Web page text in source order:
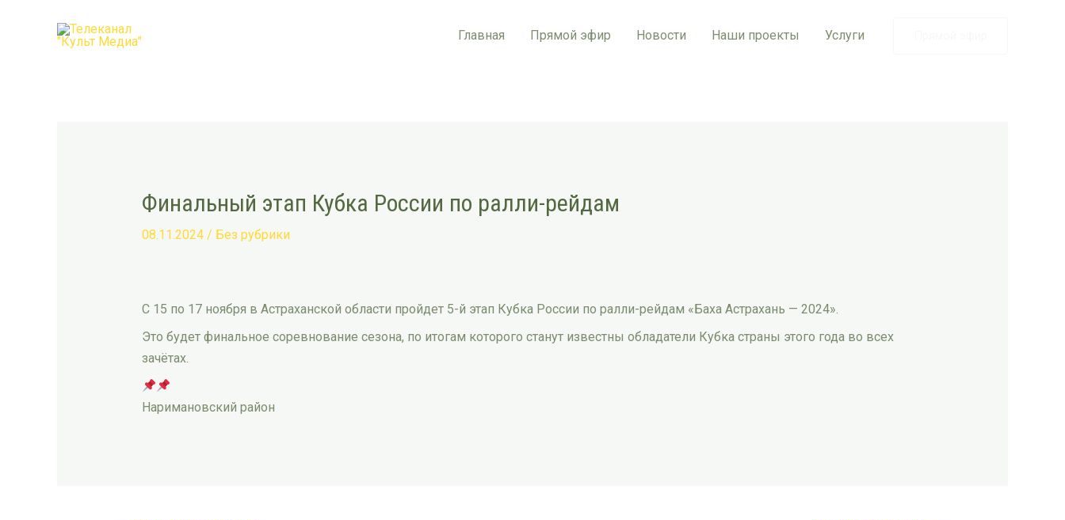
Главная Прямой эфир Новости Наши проекты Услуги
Финальный этап Кубка России по ралли-рейдам
08.11.2024 / Без рубрики
С 15 по 17 ноября в Астраханской области пройдет 5-й этап Кубка России по ралли-рейдам «Баха Астрахань — 2024».
Это будет финальное соревнование сезона, по итогам которого станут известны обладатели Кубка страны этого года во всех
зачётах.
Наримановский район
navigation